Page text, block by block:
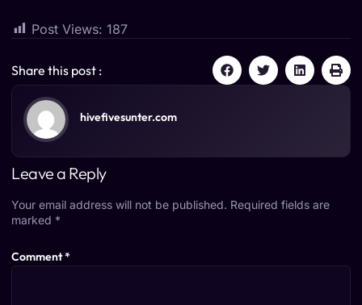
Post Views: 187
Share this post :
hivefivesunter.com
Leave a Reply
Your email address will not be published. Required fields are
marked *
Comment*